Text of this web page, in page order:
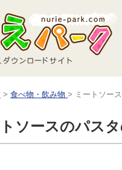
> 食べ物・飲み物 > ミートソー
ソースのパス